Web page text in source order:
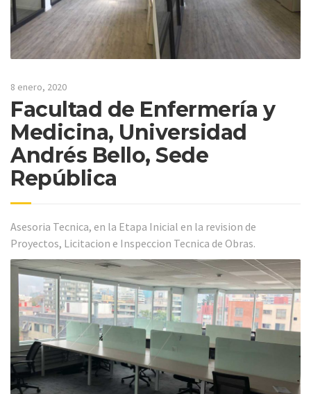
8 enero, 2020
Facultad de Enfermería y
Medicina, Universidad
Andrés Bello, Sede
República
Asesoria Tecnica, en la Etapa Inicial en la revision de
Proyectos, Licitacion e Inspeccion Tecnica de Obras.